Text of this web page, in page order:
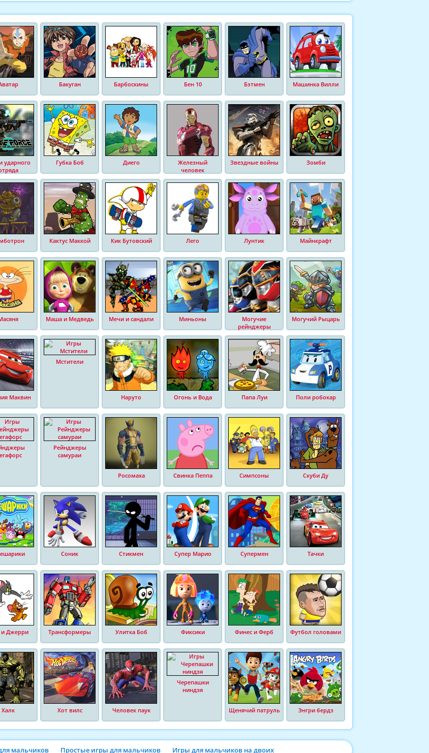
Бакуган Барбоскины Бен 10 Бэтмен Машинка Вилли
ударного
Губка Боб Диего
Железный
человек
Звездные войны Зомби
Кактус Маккой Кик Бутовский Лего Лунтик Майнкрафт
Маша и Медведь Мечи и сандали Миньоны
Могучие
рейнджеры
Могучий Рыцарь
Маквин
Мстители
Наруто Огонь и Вода Папа Луи Поли робокар
Рейнджеры
самураи
Росомаха Свинка Пеппа Симпсоны Скуби Ду
Соник Стикмен Супер Марио Супермен Тачки
Джерри Трансформеры Улитка Боб Фиксики Финес и Ферб Футбол головами
Халк Хот вилс Человек паук
Черепашки
ниндзя
Щенячий патруль Энгри бердз
мальчиков Простые игры для мальчиков Игры для мальчиков на двоих